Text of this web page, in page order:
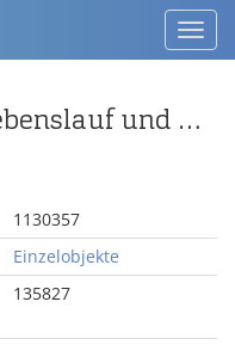
Sarkophagrelief mit Lebenslauf und Apotheose eines Kindes
1130357
Einzelobjekte
135827